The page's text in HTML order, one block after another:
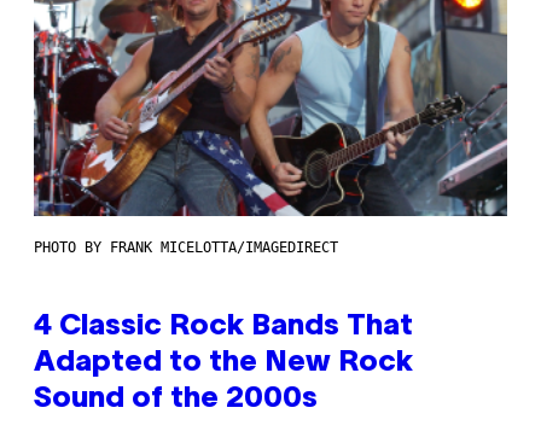
PHOTO BY FRANK MICELOTTA/IMAGEDIRECT
4 Classic Rock Bands That
Adapted to the New Rock
Sound of the 2000s